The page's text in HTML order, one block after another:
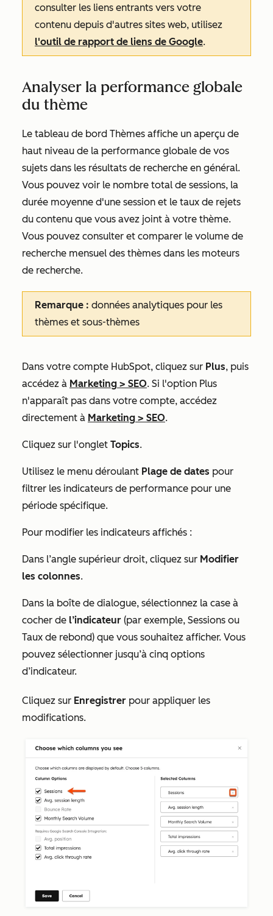
consulter les liens entrants vers votre
contenu depuis d'autres sites web, utilisez
l'outil de rapport de liens de Google.
Analyser la performance globale
du thème
Le tableau de bord Thèmes affiche un aperçu de
haut niveau de la performance globale de vos
sujets dans les résultats de recherche en général.
Vous pouvez voir le nombre total de sessions, la
durée moyenne d'une session et le taux de rejets
du contenu que vous avez joint à votre thème.
Vous pouvez consulter et comparer le volume de
recherche mensuel des thèmes dans les moteurs
de recherche.
Remarque : données analytiques pour les
thèmes et sous-thèmes
Dans votre compte HubSpot, cliquez sur Plus, puis
accédez à Marketing > SEO. Si l'option Plus
n'apparaît pas dans votre compte, accédez
directement à Marketing > SEO.
Cliquez sur l'onglet Topics.
Utilisez le menu déroulant Plage de dates pour
filtrer les indicateurs de performance pour une
période spécifique.
Pour modifier les indicateurs affichés :
Dans l’angle supérieur droit, cliquez sur Modifier
les colonnes.
Dans la boîte de dialogue, sélectionnez la case à
cocher de l’indicateur (par exemple, Sessions ou
Taux de rebond) que vous souhaitez afficher. Vous
pouvez sélectionner jusqu’à cinq options
d’indicateur.
Cliquez sur Enregistrer pour appliquer les
modifications.